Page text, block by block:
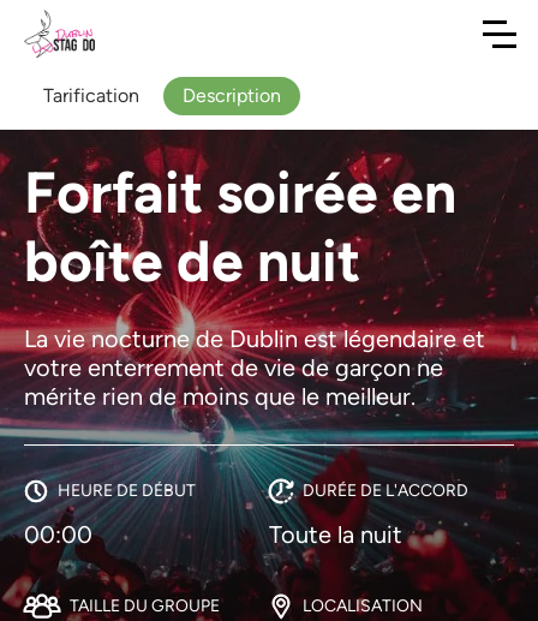
Forfait soirée en
boîte de nuit
La vie nocturne de Dublin est légendaire et
votre enterrement de vie de garçon ne
mérite rien de moins que le meilleur.
HEURE DE DÉBUT
00:00
DURÉE DE L'ACCORD
Toute la nuit
TAILLE DU GROUPE LOCALISATION
Tarification Description